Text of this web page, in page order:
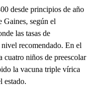
desde principios de año
según el
las tasas de
recomendado. En el
cuatro niños de preescolar
la vacuna triple vírica
estado.